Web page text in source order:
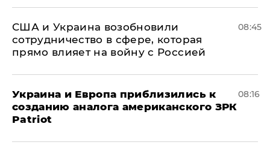
США и Украина возобновили
сотрудничество в сфере, которая
прямо влияет на войну с Россией
08:45
Украина и Европа приблизились к
созданию аналога американского ЗРК
Patriot
08:16